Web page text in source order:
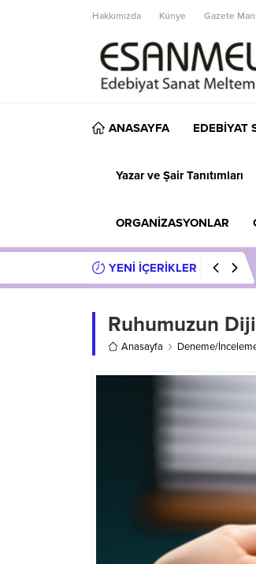
Hakkımızda Künye Gazete
ANASAYFA EDEBİYAT
Yazar ve Şair Tanıtımları
ORGANİZASYONLAR
YENİ İÇERİKLER
Ruhumuzun
Anasayfa Deneme/